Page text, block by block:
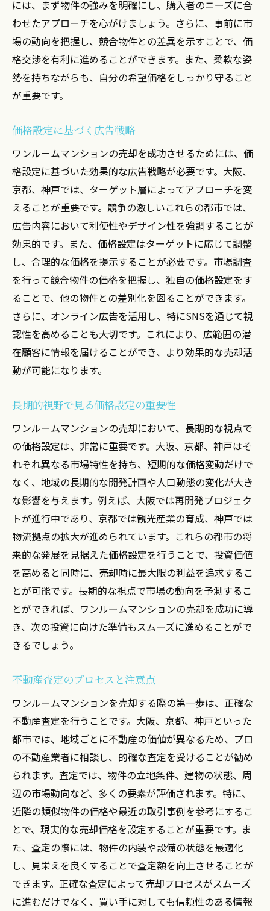
には、まず物件の強みを明確にし、購入者のニーズに合
わせたアプローチを心がけましょう。さらに、事前に市
場の動向を把握し、競合物件との差異を示すことで、価
格交渉を有利に進めることができます。また、柔軟な姿
勢を持ちながらも、自分の希望価格をしっかり守ること
が重要です。
価格設定に基づく広告戦略
ワンルームマンションの売却を成功させるためには、価
格設定に基づいた効果的な広告戦略が必要です。大阪、
京都、神戸では、ターゲット層によってアプローチを変
えることが重要です。競争の激しいこれらの都市では、
広告内容において利便性やデザイン性を強調することが
効果的です。また、価格設定はターゲットに応じて調整
し、合理的な価格を提示することが必要です。市場調査
を行って競合物件の価格を把握し、独自の価格設定をす
ることで、他の物件との差別化を図ることができます。
さらに、オンライン広告を活用し、特にSNSを通じて視
認性を高めることも大切です。これにより、広範囲の潜
在顧客に情報を届けることができ、より効果的な売却活
動が可能になります。
長期的視野で見る価格設定の重要性
ワンルームマンションの売却において、長期的な視点で
の価格設定は、非常に重要です。大阪、京都、神戸はそ
れぞれ異なる市場特性を持ち、短期的な価格変動だけで
なく、地域の長期的な開発計画や人口動態の変化が大き
な影響を与えます。例えば、大阪では再開発プロジェク
トが進行中であり、京都では観光産業の育成、神戸では
物流拠点の拡大が進められています。これらの都市の将
来的な発展を見据えた価格設定を行うことで、投資価値
を高めると同時に、売却時に最大限の利益を追求するこ
とが可能です。長期的な視点で市場の動向を予測するこ
とができれば、ワンルームマンションの売却を成功に導
き、次の投資に向けた準備もスムーズに進めることがで
きるでしょう。
不動産査定のプロセスと注意点
ワンルームマンションを売却する際の第一歩は、正確な
不動産査定を行うことです。大阪、京都、神戸といった
都市では、地域ごとに不動産の価値が異なるため、プロ
の不動産業者に相談し、的確な査定を受けることが勧め
られます。査定では、物件の立地条件、建物の状態、周
辺の市場動向など、多くの要素が評価されます。特に、
近隣の類似物件の価格や最近の取引事例を参考にするこ
とで、現実的な売却価格を設定することが重要です。ま
た、査定の際には、物件の内装や設備の状態を最適化
し、見栄えを良くすることで査定額を向上させることが
できます。正確な査定によって売却プロセスがスムーズ
に進むだけでなく、買い手に対しても信頼性のある情報